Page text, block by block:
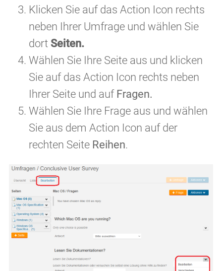
Klicken Sie auf das Action Icon rechts
neben Ihrer Umfrage und wählen Sie
dort Seiten.
Wählen Sie Ihre Seite aus und klicken
Sie auf das Action Icon rechts neben
Ihrer Seite und auf Fragen.
Wählen Sie Ihre Frage aus und wählen
Sie aus dem Action Icon auf der
rechten Seite Reihen.